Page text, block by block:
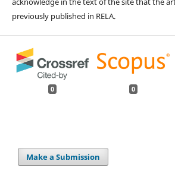
previously published in RELA.
0 0
Make a Submission